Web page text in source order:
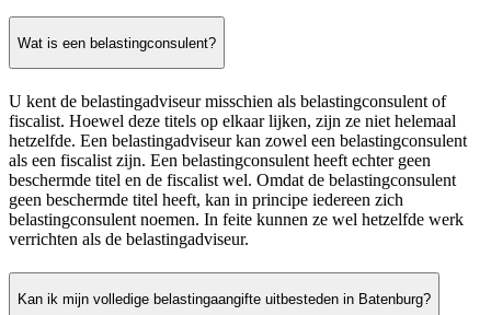
Wat is een belastingconsulent?
U kent de belastingadviseur misschien als belastingconsulent of
fiscalist. Hoewel deze titels op elkaar lijken, zijn ze niet helemaal
hetzelfde. Een belastingadviseur kan zowel een belastingconsulent
als een fiscalist zijn. Een belastingconsulent heeft echter geen
beschermde titel en de fiscalist wel. Omdat de belastingconsulent
geen beschermde titel heeft, kan in principe iedereen zich
belastingconsulent noemen. In feite kunnen ze wel hetzelfde werk
verrichten als de belastingadviseur.
Kan ik mijn volledige belastingaangifte uitbesteden in Batenburg?